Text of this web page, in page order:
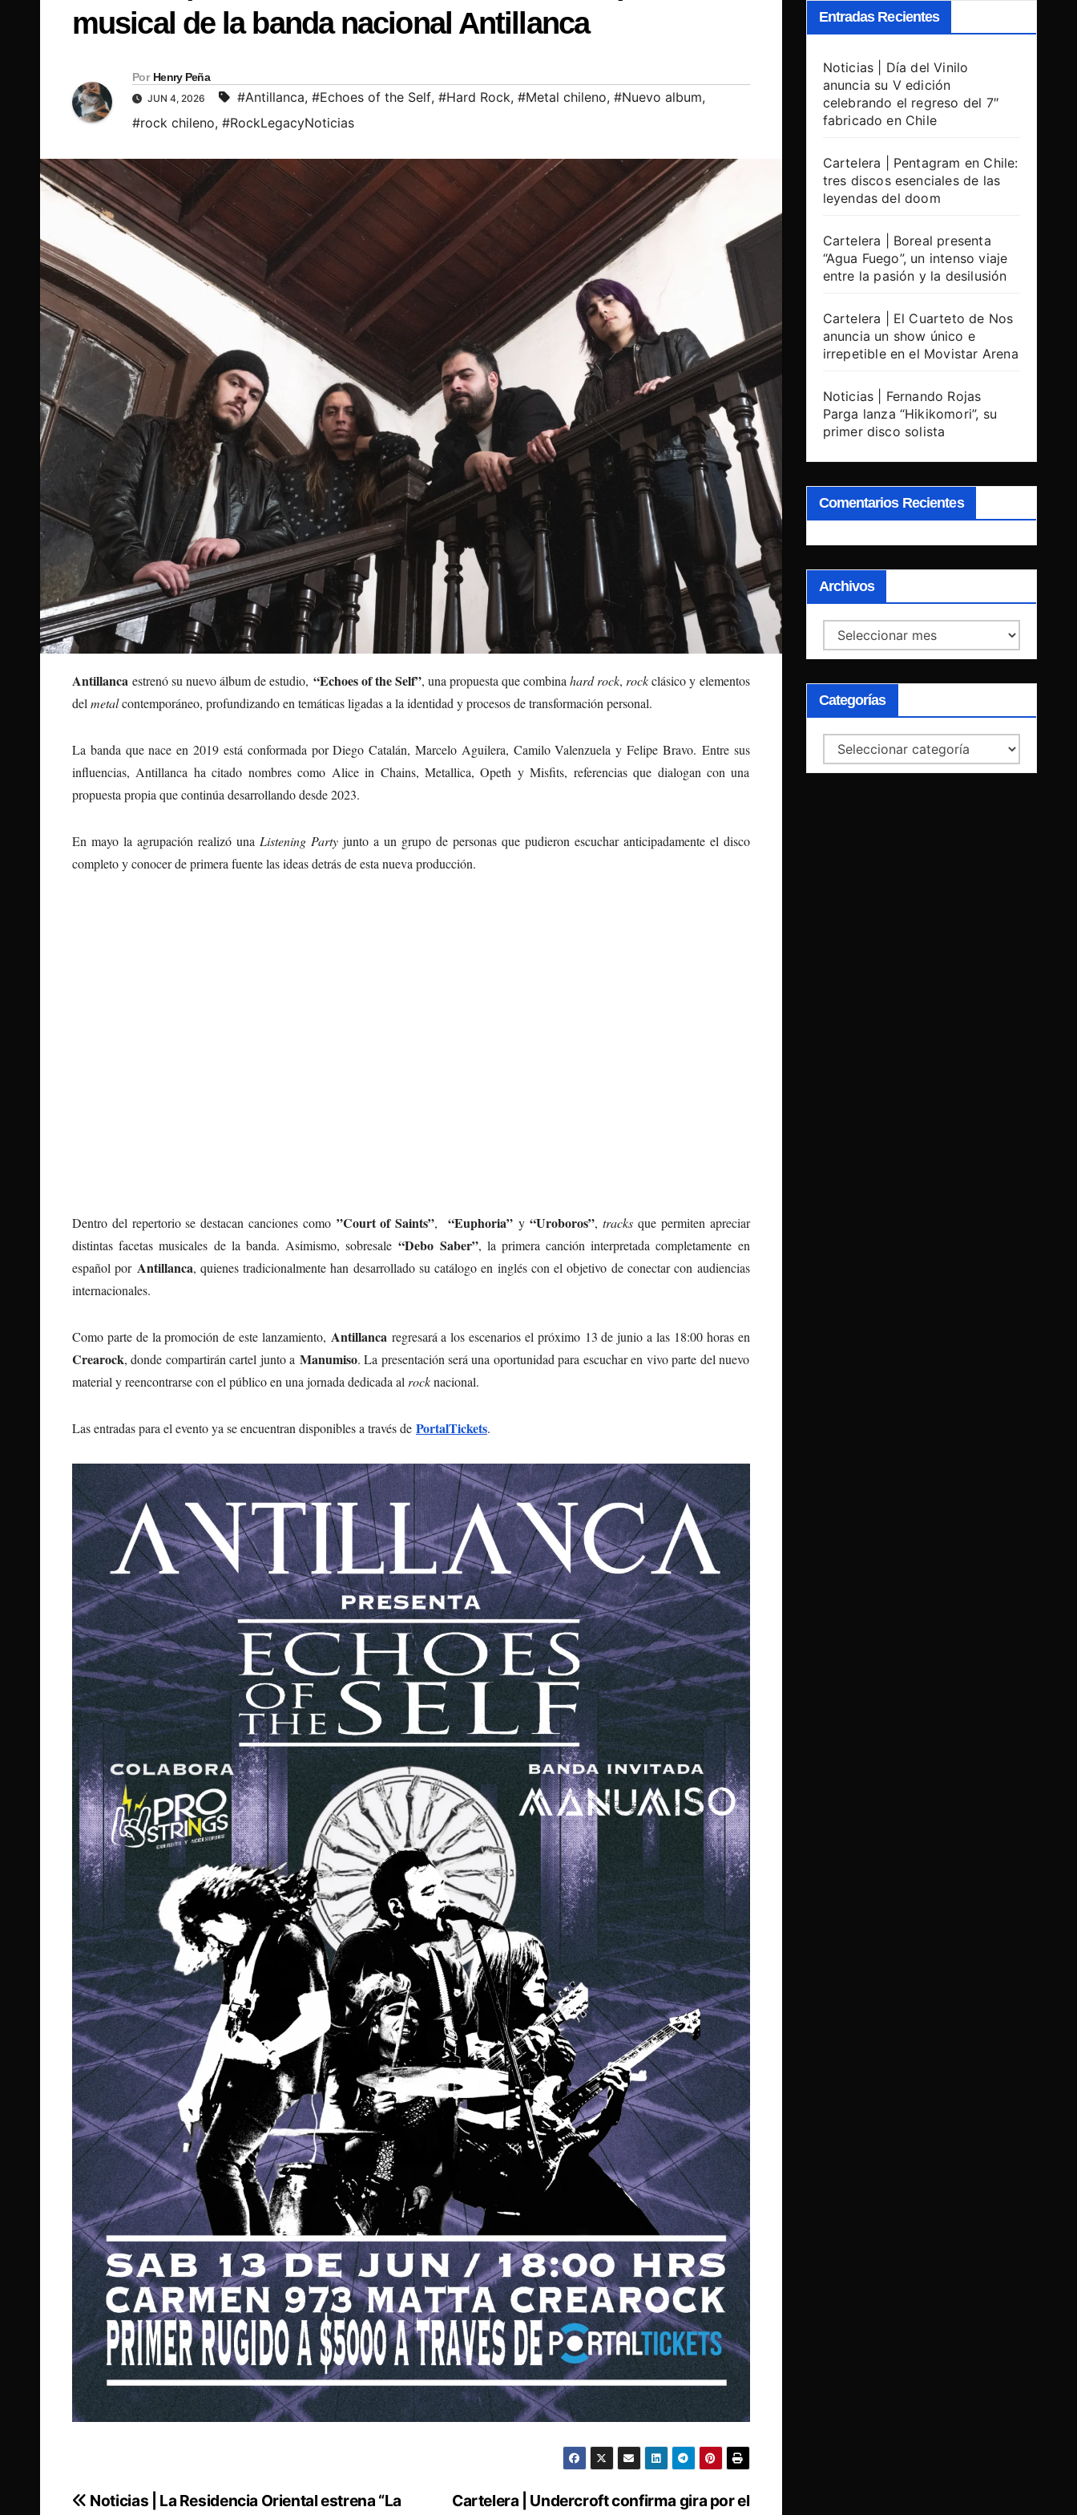
musical de la banda nacional Antillanca
Por Henry Peña
JUN 4, 2026 #Antillanca, #Echoes of the Self, #Hard Rock, #Metal chileno, #Nuevo album,
#rock chileno, #RockLegacyNoticias
Antillanca estrenó su nuevo álbum de estudio, “Echoes of the Self”, una propuesta que combinahard rock, rockclásico y elementos
del metalcontemporáneo, profundizando en temáticas ligadas a la identidad y procesos de transformación personal.
La banda que nace en 2019 está conformada por Diego Catalán, Marcelo Aguilera, Camilo Valenzuela y Felipe Bravo. Entre sus
influencias, Antillanca ha citado nombres como Alice in Chains, Metallica, Opeth y Misfits, referencias que dialogan con una
propuesta propia que continúa desarrollando desde 2023.
En mayo la agrupación realizó una Listening Partyjunto a un grupo de personas que pudieron escuchar anticipadamente el disco
completo y conocer de primera fuente las ideas detrás de esta nueva producción.
Dentro del repertorio se destacan canciones como ”Court of Saints”, “Euphoria”y“Uroboros”,tracks que permiten apreciar
distintas facetas musicales de la banda. Asimismo, sobresale“Debo Saber”, la primera canción interpretada completamente en
español por Antillanca, quienes tradicionalmente han desarrollado su catálogo en inglés con el objetivo de conectar con audiencias
internacionales.
Como parte de la promoción de este lanzamiento, Antillanca regresará a los escenarios el próximo 13 de junio a las 18:00 horas en
Crearock, donde compartirán cartel junto a Manumiso. La presentación será una oportunidad para escuchar en vivo parte del nuevo
material y reencontrarse con el público en una jornada dedicada al rocknacional.
Las entradas para el evento ya se encuentran disponibles a través de PortalTickets.
Navegación
Cartelera | Undercroft confirma gira por el
Noticias | La Residencia Oriental estrena “La
Entradas Recientes
Noticias | Día del Vinilo
anuncia su V edición
celebrando el regreso del 7″
fabricado en Chile
Cartelera | Pentagram en Chile:
tres discos esenciales de las
leyendas del doom
Cartelera | Boreal presenta
“Agua Fuego”, un intenso viaje
entre la pasión y la desilusión
Cartelera | El Cuarteto de Nos
anuncia un show único e
irrepetible en el Movistar Arena
Noticias | Fernando Rojas
Parga lanza “Hikikomori”, su
primer disco solista
Comentarios Recientes
Archivos
Archivos
Categorías
Categorías